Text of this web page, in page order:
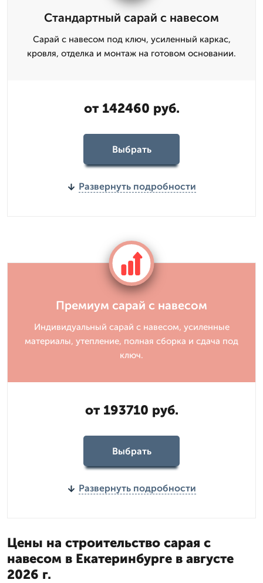
Стандартный сарай с навесом
Сарай с навесом под ключ, усиленный каркас,
кровля, отделка и монтаж на готовом основании.
от 142460 руб.
Выбрать
Развернуть подробности
Премиум сарай с навесом
Индивидуальный сарай с навесом, усиленные
материалы, утепление, полная сборка и сдача под
ключ.
от 193710 руб.
Выбрать
Развернуть подробности
Цены на строительство сарая с
навесом в Екатеринбурге в августе
2026 г.